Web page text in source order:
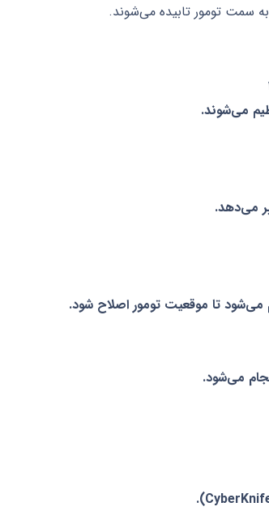
سمت تومور تابیده می‌شوند.
می‌شوند.
می‌دهد.
می‌شود تا موقعیت تومور اصلاح شود.
می‌شود.